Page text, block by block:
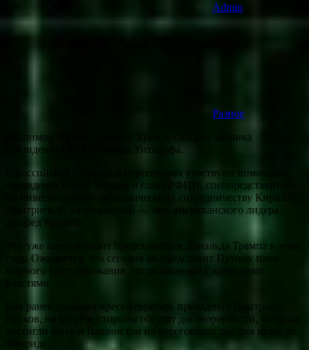
Admin
Разное
Владимир Путин принял в Кремле спецпосланника
президента США Стивена Уиткоффа.
С российской стороны в переговорах участвуют помощник
президента Юрий Ушаков и глава РФПИ, спецпредставитель
по инвестиционно-экономическому сотрудничеству Кирилл
Дмитриев. С американской — зять американского лидера
Джаред Кушнер.
Это уже шестой визит представителя Дональда Трампа в этом
году. Ожидается, что сегодня он представит Путину план
мирного урегулирования, согласованный с киевскими
властями.
Как ранее сообщил пресс-секретарь президента Дмитрий
Песков, на встрече стороны обсудят договоренности, которых
достигли Киев и Вашингтон на переговорах два дня назад во
Флориде.